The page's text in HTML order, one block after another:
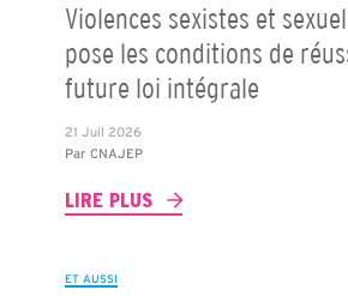
Violences sexistes et
pose les conditions de
future loi intégrale
21 Juil 2026
Par CNAJEP
LIRE PLUS
ET AUSSI